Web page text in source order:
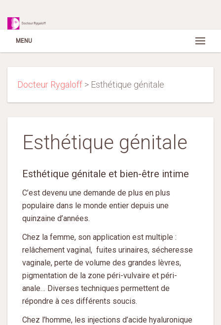
MENU
Docteur Rygaloff > Esthétique génitale
Esthétique génitale
Esthétique génitale et bien-être intime
C’est devenu une demande de plus en plus
populaire dans le monde entier depuis une
quinzaine d’années.
Chez la femme, son application est multiple :
relâchement vaginal, fuites urinaires, sécheresse
vaginale, perte de volume des grandes lèvres,
pigmentation de la zone péri-vulvaire et péri-
anale… Diverses techniques permettent de
répondre à ces différents soucis.
Chez l’homme, les injections d’acide hyaluronique